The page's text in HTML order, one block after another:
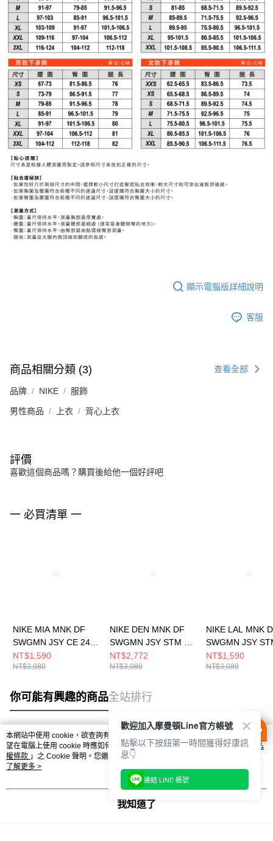
顯示電腦版詳細說明
客服
商品相關分類 (3) 查看全部
品牌 NIKE 服飾
男性商品 上衣 背心上衣
評價
喜歡這個商品嗎？購買後給他一個好評吧
一 必買清單 一
NIKE MIA MNK DF
SWGMN JSY CE 24
男 籃球背心
FQ4348661
NT$1,590
NT$3,080
NIKE DEN MNK DF
SWGMN JSY STM 22
男 籃球背心
DO9524496
NT$2,772
NT$3,080
NIKE LAL MNK
SWGMN JSY
男 籃球背心
DO9530508
NT$1,590
NT$3,080
你可能有興趣的商品全站排行
熱門標籤
本網站中使用 cookie，欲查詢有關本網站使用 cookie 方式之詳情，及若您不希
望在電腦上使用 cookie 時應如何變更電腦的 cookie 設定，請參閱本網站「
隱私
權條款 」之 Cookie 聲明。您繼續使用本網站即表示您同意本公司得按本網站使
用條款之 Cookie 聲明使用 cookie。
了解更多 >
我知道了
歡迎加入摩曼頓Line官方帳號
點擊以下按鈕第一時間獲得好康訊
息👇
連結 LINE 帳號